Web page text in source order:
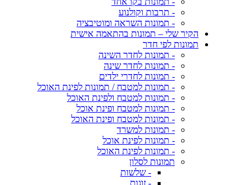
- תרבות וקולנוע
- תמונות השראה ומוטיבציה
הקיר שלי – תמונות בהתאמה אישית
תמונות לפי חדר
- תמונות לחדר השינה
- תמונות לחדר שינה
- תמונות לחדרי ילדים
- תמונות למטבח / תמונות לפינת האוכל
- תמונות למטבח ולפינת האוכל
- תמונות למטבח ופינת אוכל
- תמונות למטבח ופינת האוכל
- תמונות למשרד
- תמונות לפינת אוכל
- תמונות לפינת האוכל
תמונות לסלון
- שלשות
- זוגות